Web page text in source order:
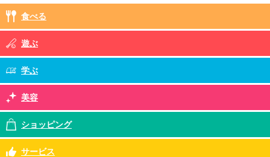
食べる
遊ぶ
学ぶ
美容
ショッピング
サービス